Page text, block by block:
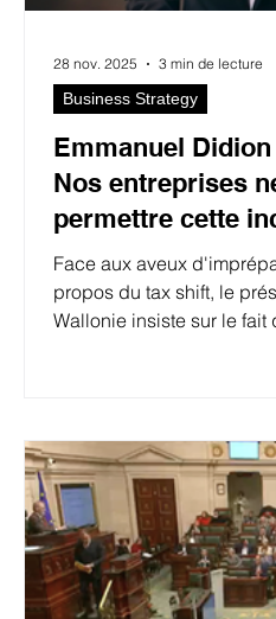
Emmanuel Didion
Nos entreprises
permettre cette
Face aux aveux
propos du tax shift, le
Wallonie insiste sur le fait
Business Strategy
28 nov. 2025 3 min de lecture